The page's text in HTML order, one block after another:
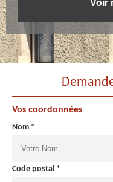
Voir
Vos coordonnées
Nom *
Code postal *